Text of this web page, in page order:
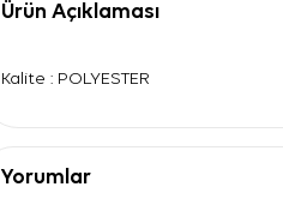
Ürün Açıklaması
Kalite : POLYESTER
Yorumlar